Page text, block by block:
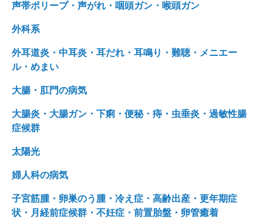
声帯ポリープ・声がれ・咽頭ガン・喉頭ガン
外科系
外耳道炎・中耳炎・耳だれ・耳鳴り・難聴・メニエー
ル・めまい
大腸・肛門の病気
大腸炎・大腸ガン・下痢・便秘・痔・虫垂炎・過敏性腸
症候群
太陽光
婦人科の病気
子宮筋腫・卵巣のう腫・冷え症・高齢出産・更年期症
状・月経前症候群・不妊症・前置胎盤・卵管癒着